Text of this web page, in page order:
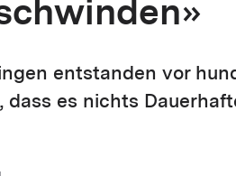
entstanden vor
dass es nichts